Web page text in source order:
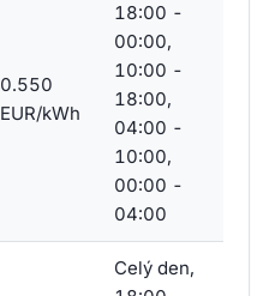
0.550
EUR/kWh
18:00 -
00:00,
10:00 -
18:00,
04:00 -
10:00,
00:00 -
04:00
Celý den,